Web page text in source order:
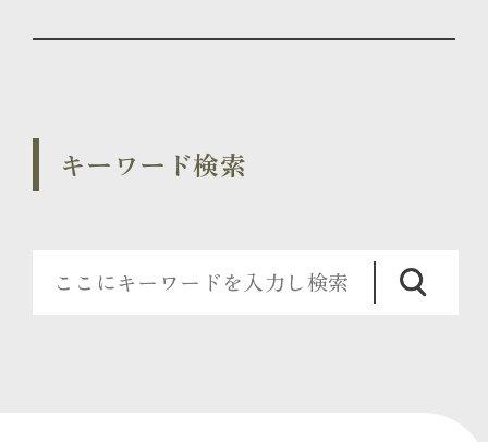
キーワード検索